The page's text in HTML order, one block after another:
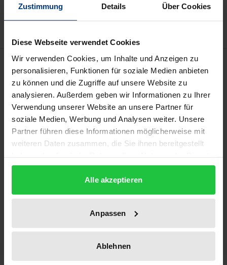
Zustimmung Details Über Cookies
Diese Webseite verwendet Cookies
Wir verwenden Cookies, um Inhalte und Anzeigen zu
personalisieren, Funktionen für soziale Medien anbieten
zu können und die Zugriffe auf unsere Website zu
analysieren. Außerdem geben wir Informationen zu Ihrer
Verwendung unserer Website an unsere Partner für
soziale Medien, Werbung und Analysen weiter. Unsere
Partner führen diese Informationen möglicherweise mit
weiteren Daten zusammen, die Sie ihnen bereitgestellt
gesammelt haben.
Alle akzeptieren
Anpassen
Ablehnen
Delivery cost notice
Description
Die Studie analysiert die
Personalisierungsmöglichkeiten für eine
Aktiengesellschaft mit Sitz in Deutschland.
Untersucht werden sowohl die klassische
Aktiengesellschaft als auch die seit 2004 mögliche
Europäische Aktiengesellschaft (SE).
Ausgangspunkt der Untersuchung ist eine
Personalisierungsmöglichkeiten, wie der
Vorstandsvorsitzende und der Vorstandssprecher.
Sodann wird erörtert, auf welchen Faktoren deren
faktische Macht beruht und wo die gesetzlichen